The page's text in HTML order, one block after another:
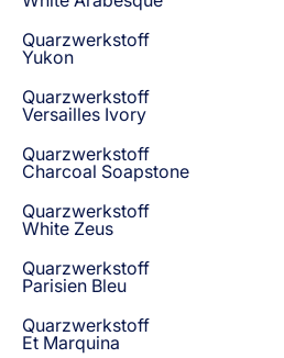
Quarzwerkstoff
Yukon
Quarzwerkstoff
Versailles Ivory
Quarzwerkstoff
Charcoal Soapstone
Quarzwerkstoff
White Zeus
Quarzwerkstoff
Parisien Bleu
Quarzwerkstoff
Et Marquina